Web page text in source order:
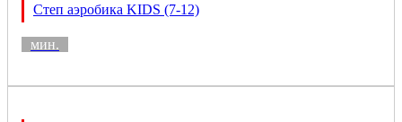
Степ аэробика KIDS (7-12)
мин.